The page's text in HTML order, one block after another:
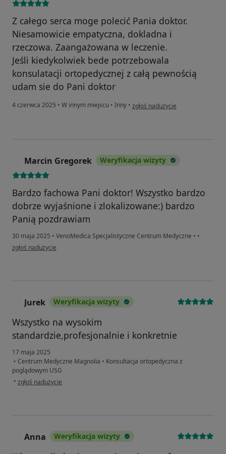
Z całego serca moge polecić Pania doktor.
Niesamowicie empatyczna, dokladna i
rzeczowa. Zaangażowana w leczenie.
Jeśli kiedykolwiek bede potrzebowala
konsulatacji ortopedycznej z całą pewnością
udam sie do Pani doktor
4 czerwca 2025 • W innym miejscu • Inny • w opinii użytkownika Ewelina
zgłoś nadużycie
Marcin Gregorek Weryfikacja wizyty
Bardzo fachowa Pani doktor! Wszystko bardzo
dobrze wyjaśnione i zlokalizowane:) bardzo
Panią pozdrawiam
30 maja 2025 • VenoMedica Specjalistyczne Centrum Medyczne • •
w opinii użytkownika Marcin Gregorek
zgłoś nadużycie
Jurek Weryfikacja wizyty
Wszystko na wysokim
standardzie,profesjonalnie i konkretnie
17 maja 2025
• Centrum Medyczne Magnolia • Konsultacja ortopedyczna z
poglądowym USG
• w opinii użytkownika Jurek
zgłoś nadużycie
Anna Weryfikacja wizyty